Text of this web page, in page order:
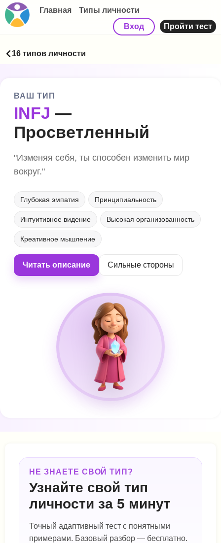
Главная
Типы личности
Вход
Пройти тест
16 типов личности
ВАШ ТИП
INFJ —
Просветленный
"Изменяя себя, ты способен изменить мир
вокруг."
Глубокая эмпатия Принципиальность
Интуитивное видение Высокая организованность
Креативное мышление
Читать описание Сильные стороны
НЕ ЗНАЕТЕ СВОЙ ТИП?
Узнайте свой тип
личности за 5 минут
Точный адаптивный тест с понятными
примерами. Базовый разбор — бесплатно.